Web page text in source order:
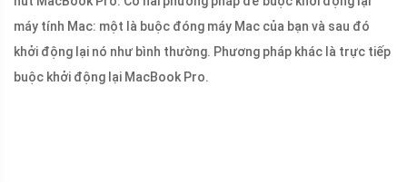
máy tính Mac: một là buộc đóng máy Mac của bạn và sau đó
khởi động lại nó như bình thường. Phương pháp khác là trực tiếp
buộc khởi động lại MacBook Pro.